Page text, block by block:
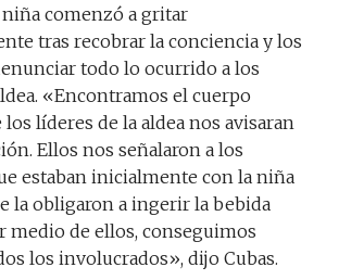
niña comenzó a gritar
tras recobrar la conciencia y los
todo lo ocurrido a los
«Encontramos el cuerpo
los líderes de la aldea nos avisaran
Ellos nos señalaron a los
estaban inicialmente con la niña
la obligaron a ingerir la bebida
medio de ellos, conseguimos
los involucrados», dijo Cubas.